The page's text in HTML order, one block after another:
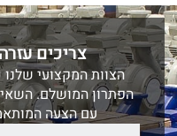
צריכים
הצוות המקצועי
הפתרון המושלם.
עם הצעה